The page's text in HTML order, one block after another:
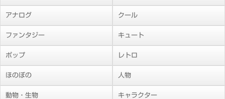
アナログ クール
ファンタジー キュート
ポップ レトロ
ほのぼの 人物
動物・生物 キャラクター